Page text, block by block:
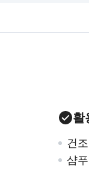
활
건
샴